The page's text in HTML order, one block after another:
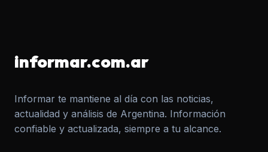
informar.com.ar
Informar te mantiene al día con las noticias,
actualidad y análisis de Argentina. Información
confiable y actualizada, siempre a tu alcance.